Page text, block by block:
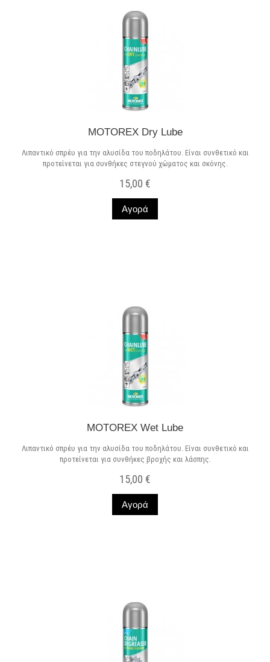
MOTOREX Dry Lube
Λιπαντικό σπρέυ για την αλυσίδα του ποδηλάτου. Είναι συνθετικό και
προτείνεται για συνθήκες στεγνού χώματος και σκόνης.
15,00 €
Αγορά
MOTOREX Wet Lube
Λιπαντικό σπρέυ για την αλυσίδα του ποδηλάτου. Είναι συνθετικό και
προτείνεται για συνθήκες βροχής και λάσπης.
15,00 €
Αγορά